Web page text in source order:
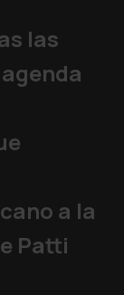
las
a la
Patti